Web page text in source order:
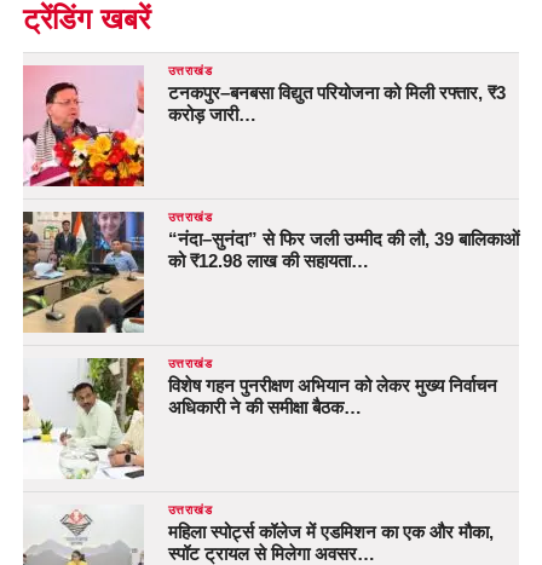
ट्रेंडिंग खबरें
उत्तराखंड
टनकपुर–बनबसा विद्युत परियोजना को मिली रफ्तार, ₹3
करोड़ जारी…
उत्तराखंड
“नंदा–सुनंदा” से फिर जली उम्मीद की लौ, 39 बालिकाओं
को ₹12.98 लाख की सहायता…
उत्तराखंड
विशेष गहन पुनरीक्षण अभियान को लेकर मुख्य निर्वाचन
अधिकारी ने की समीक्षा बैठक…
उत्तराखंड
महिला स्पोर्ट्स कॉलेज में एडमिशन का एक और मौका,
स्पॉट ट्रायल से मिलेगा अवसर…